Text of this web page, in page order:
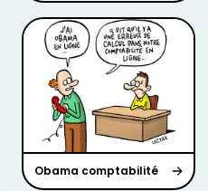
Obama comptabilité